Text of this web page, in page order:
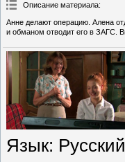
Описание материала:
Анне делают операцию. Алена
и обманом отводит его в ЗАГС.
Язык: Русский